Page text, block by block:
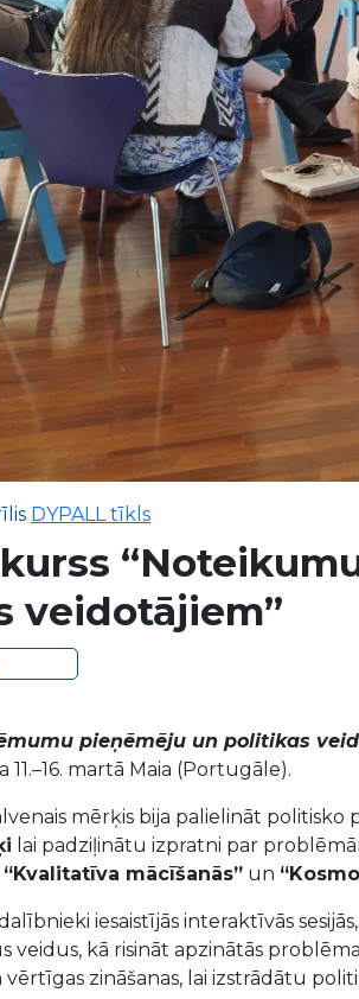
DYPALL tīkls
veidotājiem”
pieņēmēju un politikas
martā Maia (Portugāle).
mērķis bija palielināt
lai padziļinātu izpratni par
“Kvalitatīva mācīšanās” un
iesaistījās interaktīvās
kā risināt apzinātās
zināšanas, lai izstrādātu